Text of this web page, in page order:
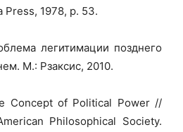
1978, p. 53.
легитимации позднего
М.: Рзаксис, 2010.
Concept of Political Power //
Philosophical Society.